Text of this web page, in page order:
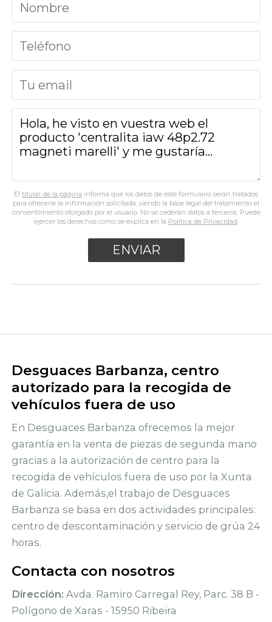
El titular de la página informa que los datos de este formulario serán tratados
para ofrecerle la información solicitada, siendo la base legal del tratamiento el
consentimiento otorgado por el usuario. No se cederán datos a terceros. Puede
ejercer los derechos como se explica en la Política de Privacidad.
Desguaces Barbanza, centro
autorizado para la recogida de
vehículos fuera de uso
En Desguaces Barbanza ofrecemos la mejor
garantía en la venta de piezas de segunda mano
gracias a la autorización de centro para la
recogida de vehículos fuera de uso por la Xunta
de Galicia. Además,el trabajo de Desguaces
Barbanza se basa en dos actividades principales:
centro de descontaminación y servicio de grúa 24
horas.
Contacta con nosotros
Dirección: Avda. Ramiro Carregal Rey, Parc. 38 B -
Polígono de Xaras - 15950 Ribeira